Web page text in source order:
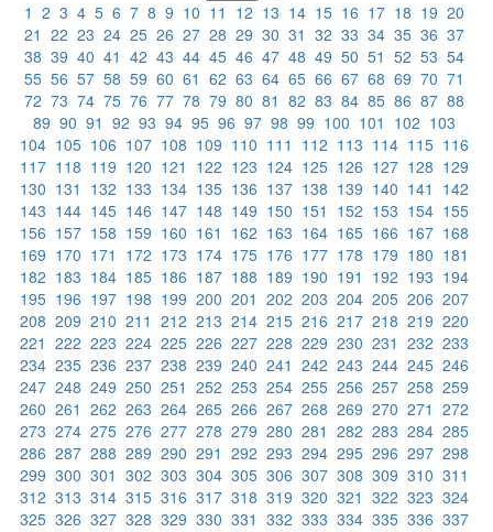
1 2 3 4 5 6 7 8 9 10 11 12 13 14 15 16 17 18 19 20
21 22 23 24 25 26 27 28 29 30 31 32 33 34 35 36 37
38 39 40 41 42 43 44 45 46 47 48 49 50 51 52 53 54
55 56 57 58 59 60 61 62 63 64 65 66 67 68 69 70 71
72 73 74 75 76 77 78 79 80 81 82 83 84 85 86 87 88
89 90 91 92 93 94 95 96 97 98 99 100 101 102 103
104 105 106 107 108 109 110 111 112 113 114 115 116
117 118 119 120 121 122 123 124 125 126 127 128 129
130 131 132 133 134 135 136 137 138 139 140 141 142
143 144 145 146 147 148 149 150 151 152 153 154 155
156 157 158 159 160 161 162 163 164 165 166 167 168
169 170 171 172 173 174 175 176 177 178 179 180 181
182 183 184 185 186 187 188 189 190 191 192 193 194
195 196 197 198 199 200 201 202 203 204 205 206 207
208 209 210 211 212 213 214 215 216 217 218 219 220
221 222 223 224 225 226 227 228 229 230 231 232 233
234 235 236 237 238 239 240 241 242 243 244 245 246
247 248 249 250 251 252 253 254 255 256 257 258 259
260 261 262 263 264 265 266 267 268 269 270 271 272
273 274 275 276 277 278 279 280 281 282 283 284 285
286 287 288 289 290 291 292 293 294 295 296 297 298
299 300 301 302 303 304 305 306 307 308 309 310 311
312 313 314 315 316 317 318 319 320 321 322 323 324
325 326 327 328 329 330 331 332 333 334 335 336 337